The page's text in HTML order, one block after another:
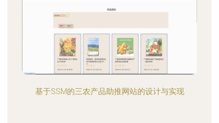
基于SSM的三农产品助推网站的设计与实现